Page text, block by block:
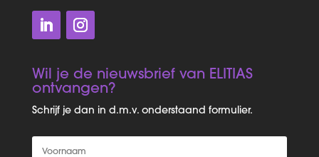
Wil je de nieuwsbrief van ELITIAS
ontvangen?
Schrijf je dan in d.m.v. onderstaand formulier.